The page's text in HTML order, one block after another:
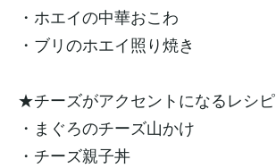
・ホエイの中華おこわ
・ブリのホエイ照り焼き
★チーズがアクセントになるレシピ
・まぐろのチーズ山かけ
・チーズ親子丼